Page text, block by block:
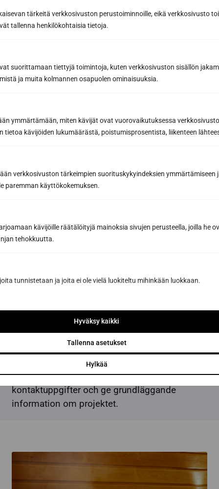
tärkeitä verkkosivuston perustoiminnoille, eikä verkkosivusto
tallenna henkilökohtaisia tietoja.
suorittamaan tiettyjä toimintoja, kuten verkkosivuston sisällön
ja muita kolmannen osapuolen ominaisuuksia.
ymmärtämään, miten kävijät ovat vuorovaikutuksessa
tietoa kävijöiden lukumäärästä, poistumisprosentista, liikenteen
verkkosivuston tärkeimpien suorituskykyindeksien ymmärtämiseen
paremman käyttökokemuksen.
kävijöille räätälöityjä mainoksia sivujen perusteella, joilla he
tehokkuutta.
tunnistetaan ja joita ei ole vielä luokiteltu mihinkään luokkaan.
Hylkää
Tallenna asetukset
Hyväksy kaikki
Designa din bastu med
Välj detta alternativ om du vill designa din
bastu med ett designprogram. Med
egenskaper och ange mått.
Lämna en snabb offert- eller
kontaktbegäran
Välj detta alternativ om du bara vill lämna dina
kontaktuppgifter och ge grundläggande
information om projektet.